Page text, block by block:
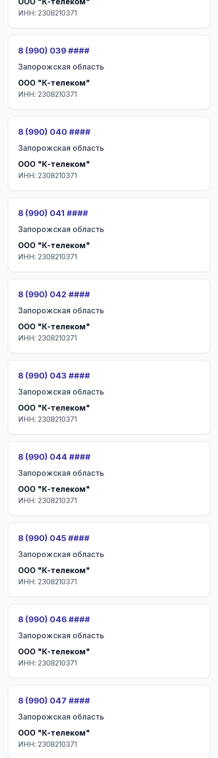
ИНН: 2308210371
8 (990) 039 ####
Запорожская область
ООО "К-телеком"
ИНН: 2308210371
8 (990) 040 ####
Запорожская область
ООО "К-телеком"
ИНН: 2308210371
8 (990) 041 ####
Запорожская область
ООО "К-телеком"
ИНН: 2308210371
8 (990) 042 ####
Запорожская область
ООО "К-телеком"
ИНН: 2308210371
8 (990) 043 ####
Запорожская область
ООО "К-телеком"
ИНН: 2308210371
8 (990) 044 ####
Запорожская область
ООО "К-телеком"
ИНН: 2308210371
8 (990) 045 ####
Запорожская область
ООО "К-телеком"
ИНН: 2308210371
8 (990) 046 ####
Запорожская область
ООО "К-телеком"
ИНН: 2308210371
8 (990) 047 ####
Запорожская область
ООО "К-телеком"
ИНН: 2308210371